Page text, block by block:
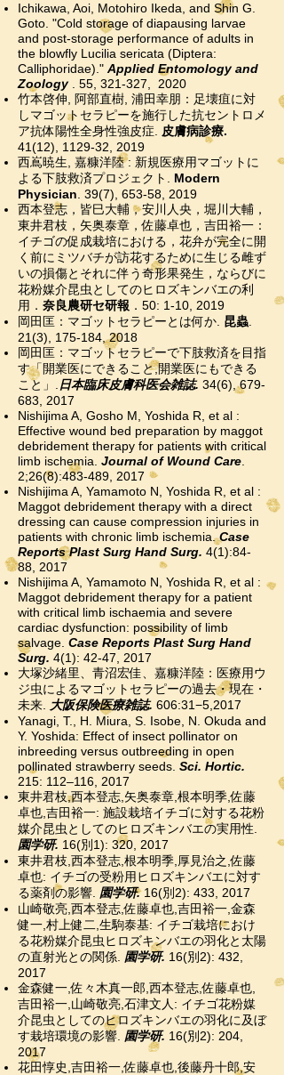
Ichikawa, Aoi, Motohiro Ikeda, and Shin G.
Goto. "Cold storage of diapausing larvae
and post-storage performance of adults in
the blowfly Lucilia sericata (Diptera:
Calliphoridae)." Applied Entomology and
Zoology. 55, 321-327, 2020
竹本啓伸, 阿部直樹, 浦田幸朋 ： 足壊疽に対
しマゴットセラピーを施行した抗セントロメ
ア抗体陽性全身性強皮症.
皮膚病診療.
41(12), 1129-32, 2019
西嶌暁生, 嘉糠洋陸 : 新規医療用マゴットに
よる下肢救済プロジェクト. Modern
Physician . 39(7), 653-58, 2019
西本登志，皆巳大輔，安川人央，堀川大輔，
東井君枝，矢奥泰章，佐藤卓也，吉田裕一：
イチゴの促成栽培における，花弁が完全に開
く前に ミツバチが訪花するために生じる雌ず
いの損傷とそれに伴う奇形果発生，ならびに
花粉媒介昆虫としてのヒロズキンバエの利
用． 奈良農研セ研報 ．50: 1-10, 2019
岡田匡：マゴットセラピーとは何か. 昆蟲
21(3), 175-184, 2018
岡田匡：マゴットセラピーで下肢救済を目指
す「開業医にできること,開業医にもできる
こと」.
日本臨床皮膚科医会雑誌. 34(6), 679-
683, 2017
Nishijima A, Gosho M, Yoshida R, et al :
Effective wound bed preparation by maggot
debridement therapy for patients with critical
limb ischemia. Journal of Wound Care
2;26(8):483-489, 2017
Nishijima A, Yamamoto N, Yoshida R, et al :
Maggot debridement therapy with a direct
dressing can cause compression injuries in
patients with chronic limb ischemia.Case
Reports Plast Surg Hand Surg. 4(1):84-
88, 2017
Nishijima A, Yamamoto N, Yoshida R, et al :
Maggot debridement therapy for a patient
with critical limb ischaemia and severe
cardiac dysfunction: possibility of limb
salvage. Case Reports Plast Surg Hand
Surg. 4(1): 42-47, 2017
大塚沙緒里、青沼宏佳、嘉糠洋陸：医療用ウ
ジ虫によるマゴットセラピーの過去・現在・
未来.
大阪保険医療雑誌. 606:31−5,2017
Yanagi, T., H. Miura, S. Isobe, N. Okuda and
Y. Yoshida: Effect of insect pollinator on
inbreeding versus outbreeding in open
pollinated strawberry seeds. Sci. Hortic.
215: 112–116, 2017
東井君枝,西本登志,矢奥泰章,根本明季,佐藤
卓也,吉田裕一: 施設栽培イチゴに対する花粉
媒介昆虫としてのヒロズキンバエの実用性.
園学研. 16(別1): 320, 2017
東井君枝,西本登志,根本明季,厚見治之,佐藤
卓也: イチゴの受粉用ヒロズキンバエに対す
る薬剤の影響. 園学研.16(別2): 433, 2017
山崎敬亮,西本登志,佐藤卓也,吉田裕一,金森
健一,村上健二,生駒泰基: イチゴ栽培におけ
る花粉媒介昆虫ヒロズキンバエの羽化と太陽
の直射光との関係. 園学研. 16(別2): 432,
2017
金森健一,佐々木真一郎,西本登志,佐藤卓也,
吉田裕一,山崎敬亮,石津文人: イチゴ花粉媒
介昆虫としてのヒロズキンバエの羽化に及ぼ
す栽培環境の影響. 園学研. 16(別2): 204,
2017
花田惇史,吉田裕一,佐藤卓也,後藤丹十郎,安